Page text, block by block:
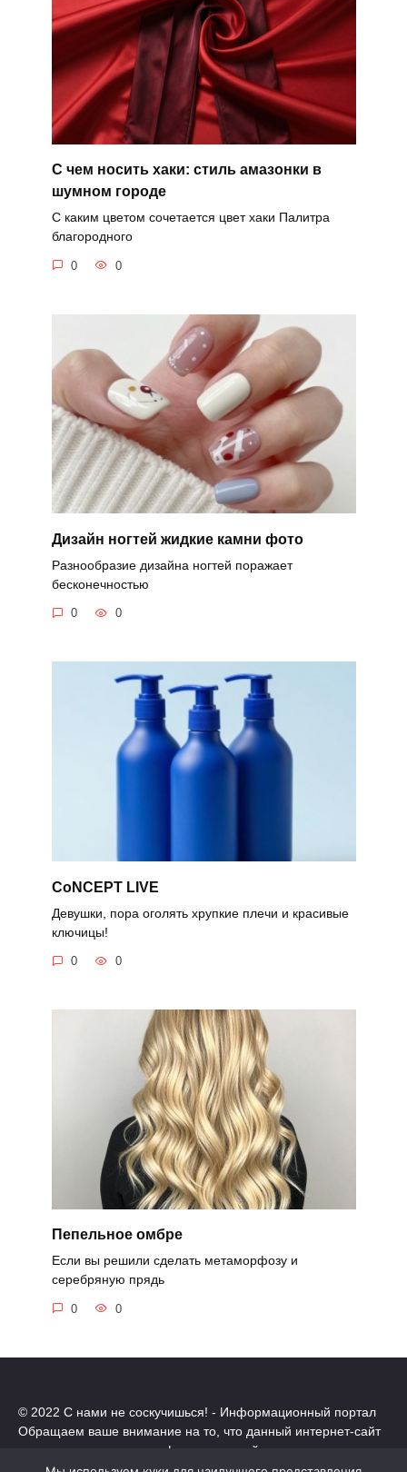
С чем носить хаки: стиль амазонки в
шумном городе
С каким цветом сочетается цвет хаки Палитра
благородного
0 0
Дизайн ногтей жидкие камни фото
Разнообразие дизайна ногтей поражает
бесконечностью
0 0
CoNCEPT LIVE
Девушки, пора оголять хрупкие плечи и красивые
ключицы!
0 0
Пепельное омбре
Если вы решили сделать метаморфозу и
серебряную прядь
0 0
© 2022 С нами не соскучишься! - Информационный портал
Обращаем ваше внимание на то, что данный интернет-сайт
носит исключительно информационный характер.
Все торговые марки принадлежат их владельцам. Все права